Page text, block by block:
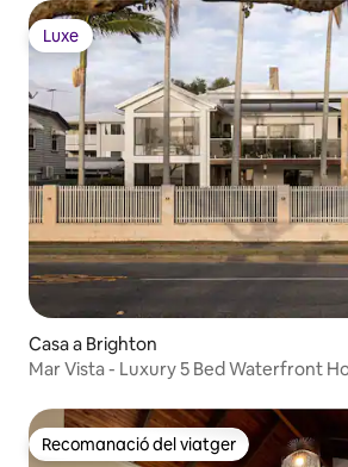
Luxe
Luxe
Casa a Brighton
Mar Vista - Luxury 5 Bed Waterfront
Recomanació del viatger
Recomanació del viatger